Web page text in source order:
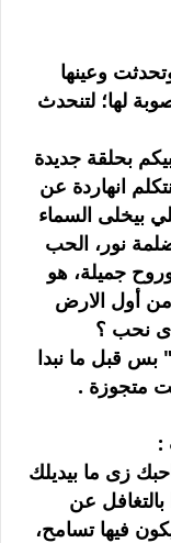
وعينها
لها؛ لتنحدث
بحلقة جديدة
انهاردة عن
بيخلى السماء
نور، الحب
جميلة، هو
من أول الارض
نحب ؟
بس قبل ما نبدا
متجوزة .
:
زى ما بيديلك
عن
فيها تسامح،